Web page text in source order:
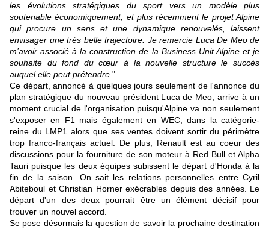
les évolutions stratégiques du sport vers un modèle plus
soutenable économiquement, et plus récemment le projet Alpine
qui procure un sens et une dynamique renouvelés, laissent
envisager une très belle trajectoire. Je remercie Luca De Meo de
m’avoir associé à la construction de la Business Unit Alpine et je
souhaite du fond du cœur à la nouvelle structure le succès
auquel elle peut prétendre. "
Ce départ, annoncé à quelques jours seulement de l'annonce du
plan stratégique du nouveau président Luca de Meo, arrive à un
moment crucial de l'organisation puisqu'Alpine va non seulement
s'exposer en F1 mais également en WEC, dans la catégorie-
reine du LMP1 alors que ses ventes doivent sortir du périmètre
trop franco-français actuel. De plus, Renault est au coeur des
discussions pour la fourniture de son moteur à Red Bull et Alpha
Tauri puisque les deux équipes subissent le départ d'Honda à la
fin de la saison. On sait les relations personnelles entre Cyril
Abiteboul et Christian Horner exécrables depuis des années. Le
départ d'un des deux pourrait être un élément décisif pour
trouver un nouvel accord.
Se pose désormais la question de savoir la prochaine destination